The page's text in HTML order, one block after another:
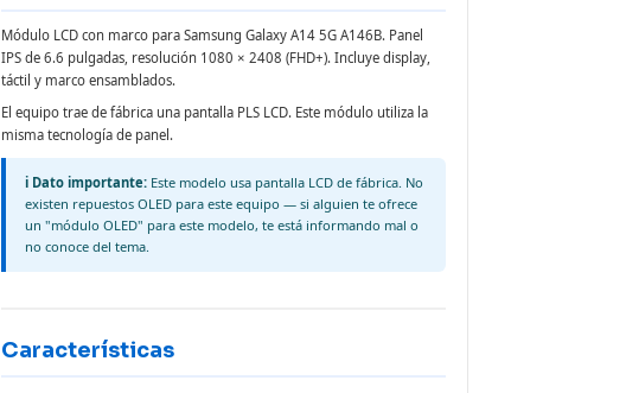
Módulo LCD con marco para Samsung Galaxy A14 5G A146B. Panel
IPS de 6.6 pulgadas, resolución 1080 × 2408 (FHD+). Incluye display,
táctil y marco ensamblados.
El equipo trae de fábrica una pantalla PLS LCD. Este módulo utiliza la
misma tecnología de panel.
ℹ️ Dato importante: Este modelo usa pantalla LCD de fábrica. No
existen repuestos OLED para este equipo — si alguien te ofrece
un "módulo OLED" para este modelo, te está informando mal o
no conoce del tema.
Características